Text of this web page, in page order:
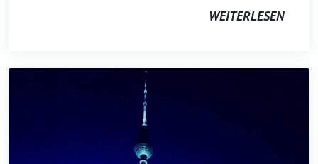
WEITERLESEN